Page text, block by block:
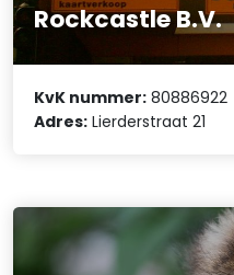
Rockcastle B.V.
KvK nummer: 80886922
Adres: Lierderstraat 21